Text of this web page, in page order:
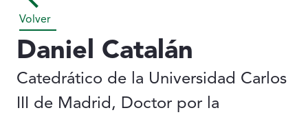
Volver
Daniel Catalán
Catedrático de la Universidad Carlos
III de Madrid, Doctor por la